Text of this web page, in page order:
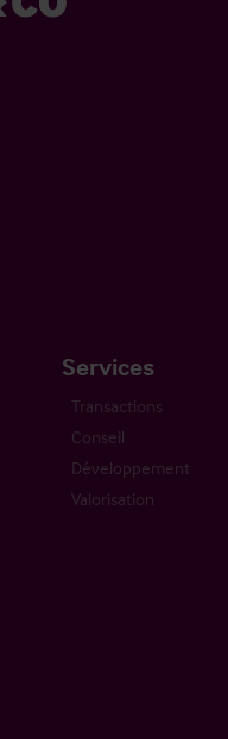
Services
Transactions
Conseil
Développement
Valorisation